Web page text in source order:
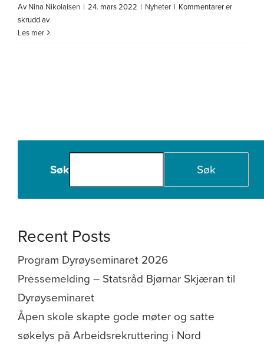
AvNina Nikolaisen | 24. mars 2022 | Nyheter | Kommentarer er
skrudd avfor
Ungdomsforsker
Les mer
Søk Søk
Recent Posts
Program Dyrøyseminaret 2026
Pressemelding – Statsråd Bjørnar Skjæran til
Dyrøyseminaret
Åpen skole skapte gode møter og satte
søkelys på Arbeidsrekruttering i Nord